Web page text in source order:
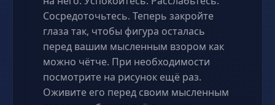
Сосредоточьтесь. Теперь закройте
глаза так, чтобы фигура осталась
перед вашим мысленным взором как
можно чётче. При необходимости
посмотрите на рисунок ещё раз.
Оживите его перед своим мысленным